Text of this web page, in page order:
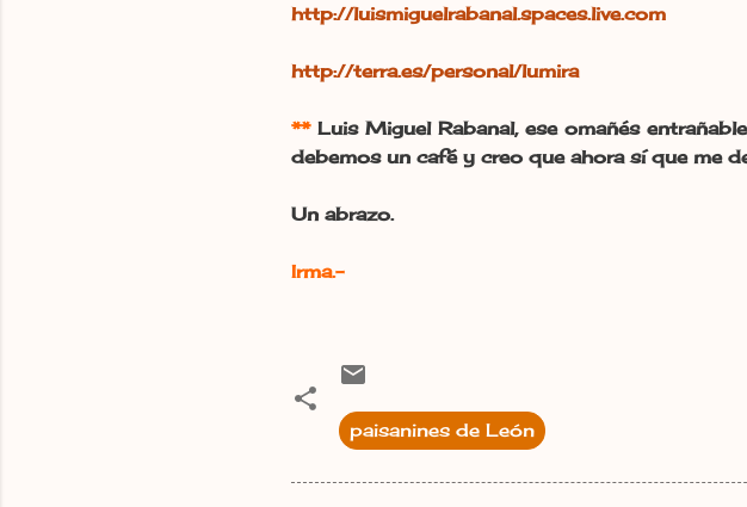
http://luismiguelrabanal.spaces.live.com
http://terra.es/personal/lumira
**Luis Miguel Rabanal, ese omañés
debemos un café y creo que ahora sí que me
Un abrazo.
Irma.-
paisanines de León